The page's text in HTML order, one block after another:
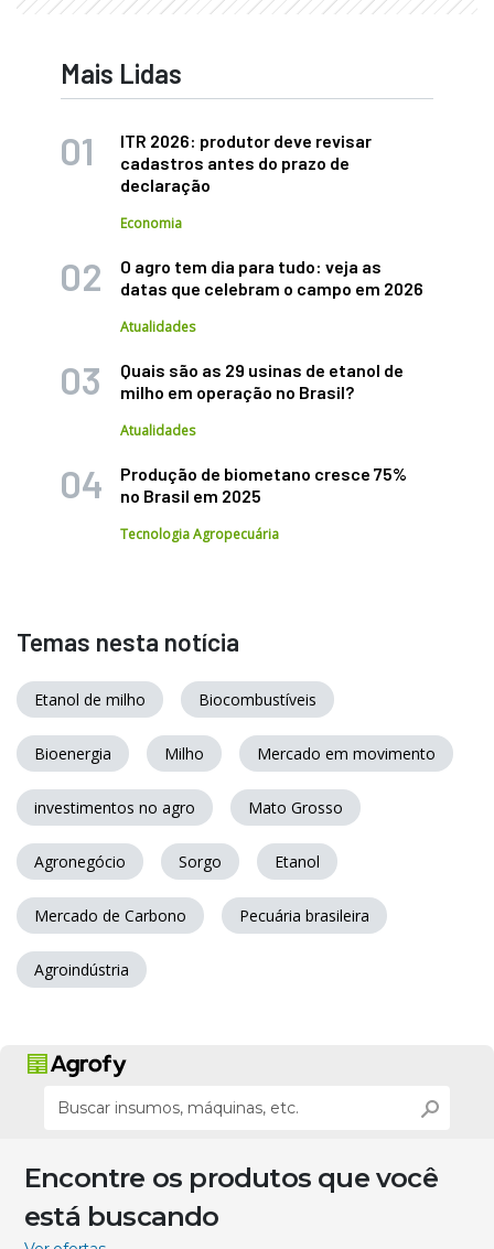
Mais Lidas
ITR 2026: produtor deve revisar
cadastros antes do prazo de
declaração
Economia
O agro tem dia para tudo: veja as
datas que celebram o campo em 2026
Atualidades
Quais são as 29 usinas de etanol de
milho em operação no Brasil?
Atualidades
Produção de biometano cresce 75%
no Brasil em 2025
Tecnologia Agropecuária
Temas nesta notícia
Etanol de milho Biocombustíveis
Bioenergia Milho Mercado em movimento
investimentos no agro Mato Grosso
Agronegócio Sorgo Etanol
Mercado de Carbono Pecuária brasileira
Agroindústria
Encontre os produtos que você
está buscando